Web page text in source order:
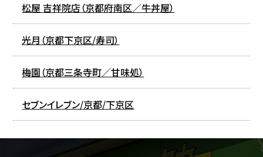
松屋 吉祥院店（京都府南区／牛丼屋）
光月（京都下京区/寿司）
梅園（京都三条寺町／甘味処）
セブンイレブン/京都/下京区